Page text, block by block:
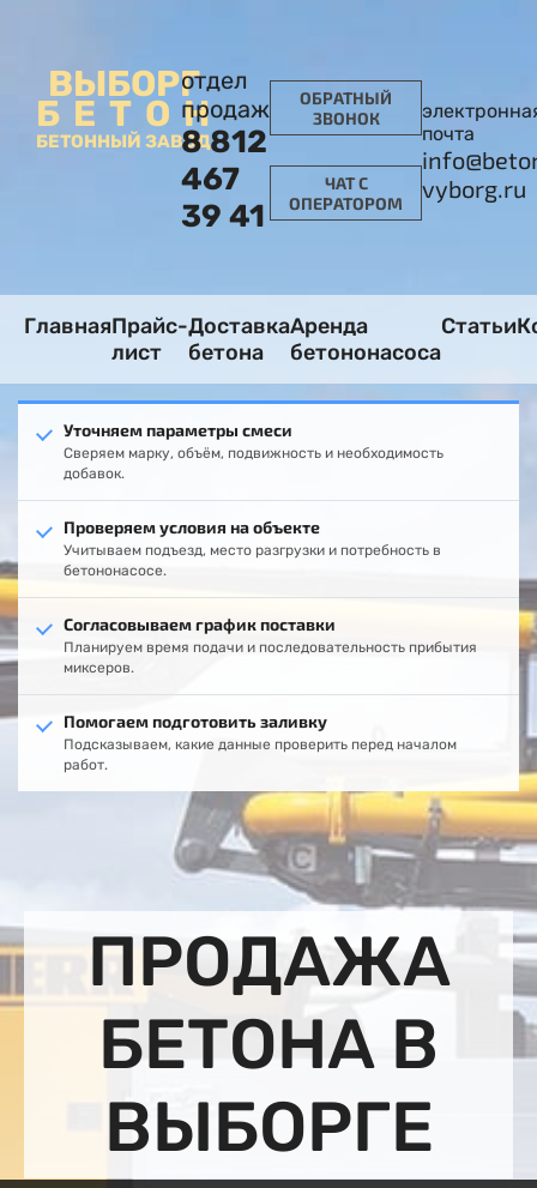
ВЫБОРГ
БЕТОН
БЕТОННЫЙ ЗАВОД
отдел
продаж
8 812
467
39 41
ОБРАТНЫЙ
ЗВОНОК
ЧАТ С
ОПЕРАТОРОМ
почта
vyborg.ru
ГлавнаяПрайс-
лист
Доставка
бетона
Аренда
бетононасоса
Статьи
Уточняем параметры смеси
Сверяем марку, объём, подвижность и необходимость
добавок.
Проверяем условия на объекте
Учитываем подъезд, место разгрузки и потребность в
бетононасосе.
Согласовываем график поставки
Планируем время подачи и последовательность прибытия
миксеров.
Помогаем подготовить заливку
Подсказываем, какие данные проверить перед началом
работ.
ПРОДАЖА
БЕТОНА В
ВЫБОРГЕ